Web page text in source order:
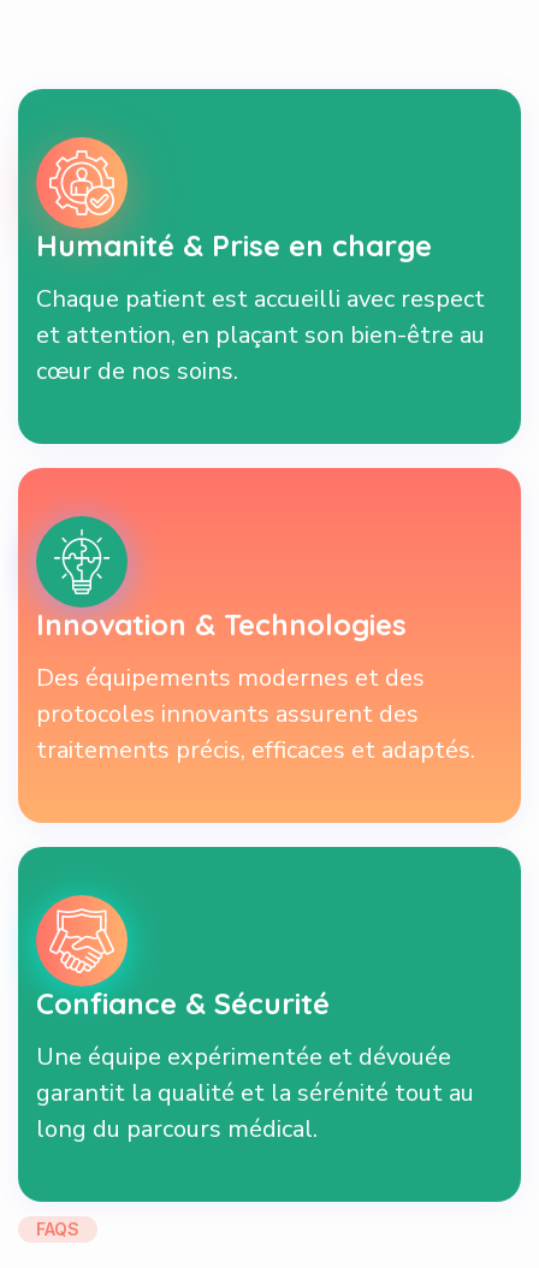
Humanité & Prise en charge
Chaque patient est accueilli avec respect
et attention, en plaçant son bien-être au
cœur de nos soins.
Innovation & Technologies
Des équipements modernes et des
protocoles innovants assurent des
traitements précis, efficaces et adaptés.
Confiance & Sécurité
Une équipe expérimentée et dévouée
garantit la qualité et la sérénité tout au
long du parcours médical.
FAQS